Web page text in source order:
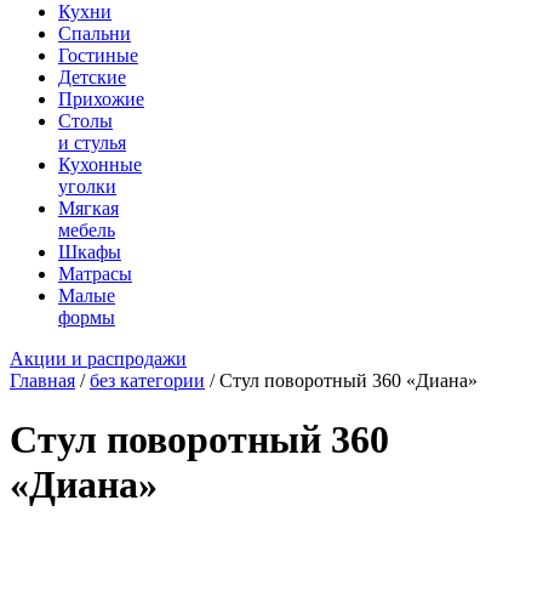
Кухни
Спальни
Гостиные
Детские
Прихожие
Столы
и стулья
Кухонные
уголки
Мягкая
мебель
Шкафы
Матрасы
Малые
формы
Акции и распродажи
Главная /без категории / Стул поворотный 360 «Диана»
Стул поворотный 360
«Диана»